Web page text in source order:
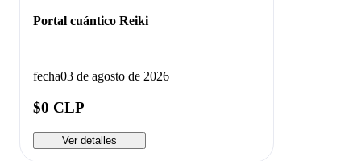
Portal cuántico Reiki
fecha03 de agosto de 2026
$0 CLP
Ver detalles